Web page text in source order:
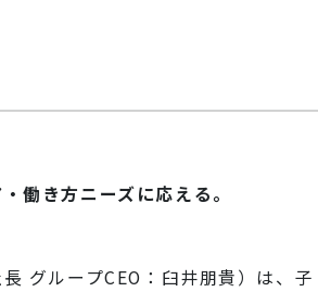
働き方ニーズに応える。
グループCEO：臼井朋貴）は、子